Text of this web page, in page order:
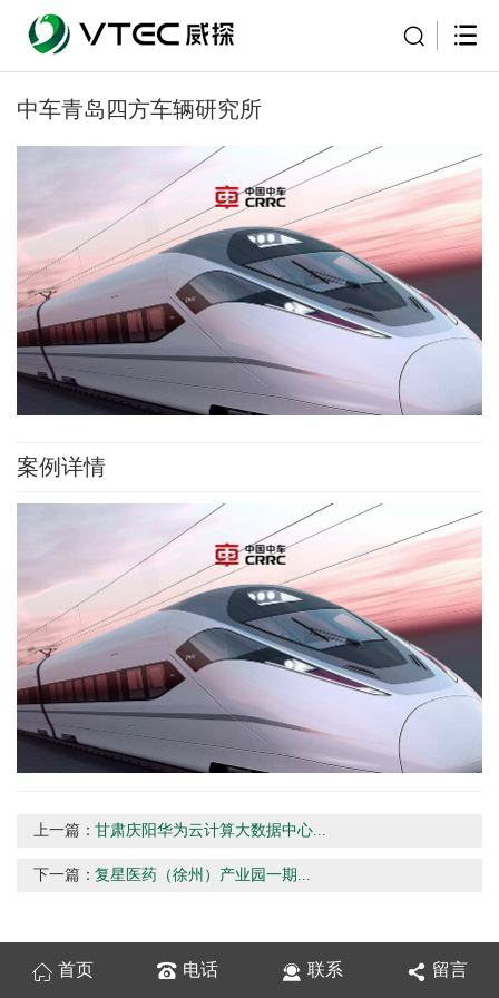
中车青岛四方车辆研究所
案例详情
上一篇：甘肃庆阳华为云计算大数据中心...
下一篇：复星医药（徐州）产业园一期...
首页 电话 联系 留言